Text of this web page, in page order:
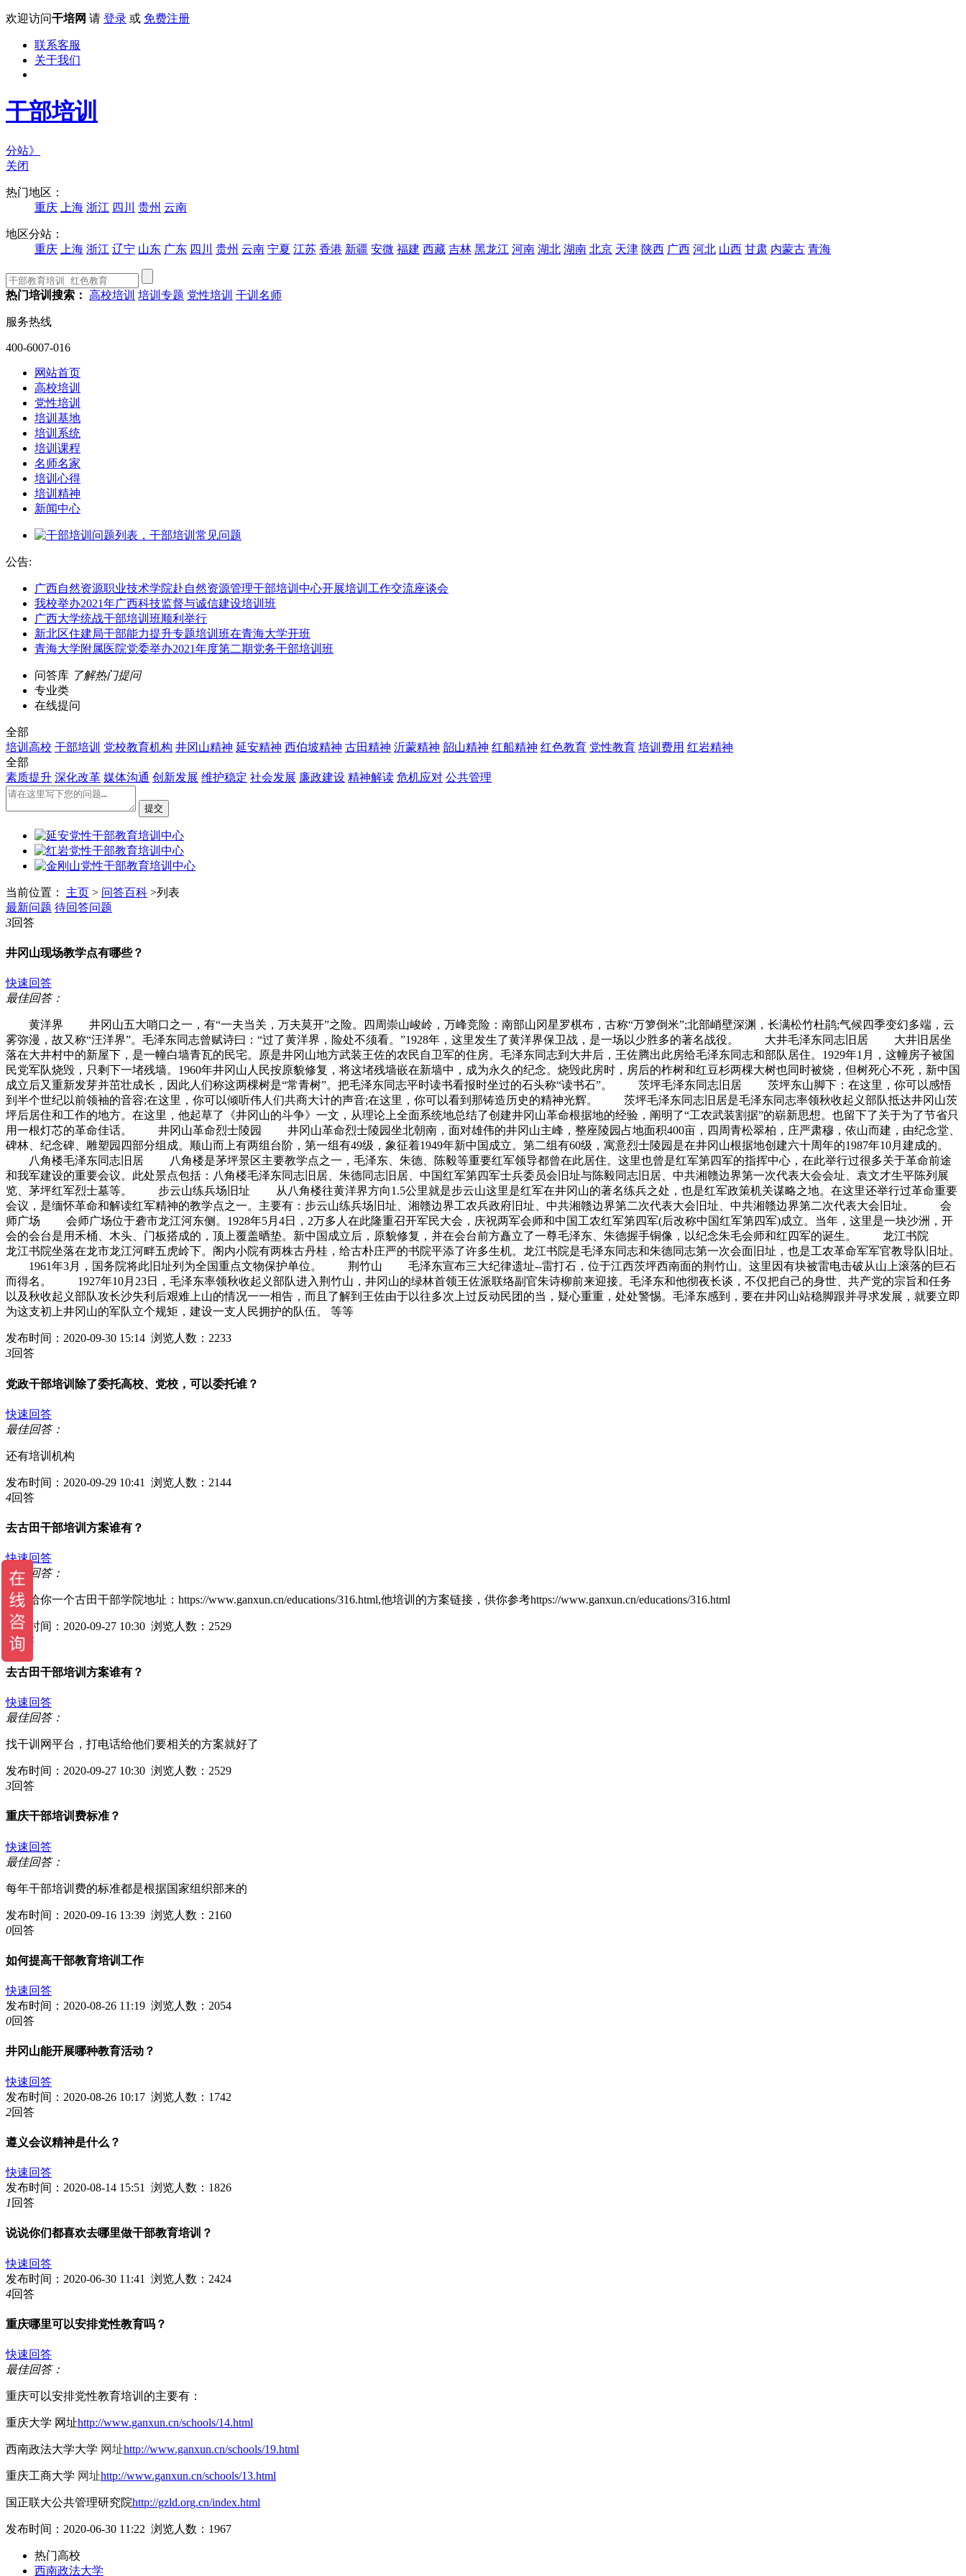
欢迎访问干培网 请 登录 或 免费注册
联系客服
关于我们
干部培训
分站》
关闭
热门地区：
重庆
上海 浙江 四川 贵州 云南
地区分站：
重庆
上海 浙江 辽宁 山东 广东 四川 贵州 云南 宁夏 江苏 香港 新疆 安微 福建 西藏 吉林 黑龙江 河南 湖北 湖南 北京 天津 陕西 广西 河北 山西 甘肃 内蒙古 青海
热门培训搜索： 高校培训 培训专题 党性培训 干训名师
服务热线
400-6007-016
网站首页
高校培训
党性培训
培训基地
培训系统
培训课程
名师名家
培训心得
培训精神
新闻中心
公告:
广西自然资源职业技术学院赴自然资源管理干部培训中心开展培训工作交流座谈会
我校举办2021年广西科技监督与诚信建设培训班
广西大学统战干部培训班顺利举行
新北区住建局干部能力提升专题培训班在青海大学开班
青海大学附属医院党委举办2021年度第二期党务干部培训班
问答库 了解热门提问
专业类
在线提问
全部
培训高校 干部培训 党校教育机构 井冈山精神 延安精神 西伯坡精神 古田精神 沂蒙精神 韶山精神 红船精神 红色教育 党性教育 培训费用 红岩精神
全部
素质提升 深化改革 媒体沟通 创新发展 维护稳定 社会发展 廉政建设 精神解读 危机应对 公共管理
当前位置： 主页 > 问答百科 >列表
最新问题 待回答问题
3回答
井冈山现场教学点有哪些？
快速回答
最佳回答：
黄洋界 井冈山五大哨口之一，有“一夫当关，万夫莫开”之险。四周崇山峻岭，万峰竞险：南部山冈星罗棋布，古称“万箩倒米”;北部峭壁深渊，长满松竹杜鹃;气候四季变幻多端，云
雾弥漫，故又称“汪洋界”。毛泽东同志曾赋诗曰：“过了黄洋界，险处不须看。”1928年，这里发生了黄洋界保卫战，是一场以少胜多的著名战役。 大井毛泽东同志旧居 大井旧居坐
落在大井村中的新屋下，是一幢白墙青瓦的民宅。原是井冈山地方武装王佐的农民自卫军的住房。毛泽东同志到大井后，王佐腾出此房给毛泽东同志和部队居住。1929年1月，这幢房子被国
民党军队烧毁，只剩下一堵残墙。1960年井冈山人民按原貌修复，将这堵残墙嵌在新墙中，成为永久的纪念。烧毁此房时，房后的柞树和红豆杉两棵大树也同时被烧，但树死心不死，新中国
成立后又重新发芽并茁壮成长，因此人们称这两棵树是“常青树”。把毛泽东同志平时读书看报时坐过的石头称“读书石”。 茨坪毛泽东同志旧居 茨坪东山脚下：在这里，你可以感悟
到半个世纪以前领袖的音容;在这里，你可以倾听伟人们共商大计的声音;在这里，你可以看到那铸造历史的精神光辉。 茨坪毛泽东同志旧居是毛泽东同志率领秋收起义部队抵达井冈山茨
坪后居住和工作的地方。在这里，他起草了《井冈山的斗争》一文，从理论上全面系统地总结了创建井冈山革命根据地的经验，阐明了“工农武装割据”的崭新思想。也留下了关于为了节省只
用一根灯芯的革命佳话。 井冈山革命烈士陵园 井冈山革命烈士陵园坐北朝南，面对雄伟的井冈山主峰，整座陵园占地面积400亩，四周青松翠柏，庄严肃穆，依山而建，由纪念堂、
碑林、纪念碑、雕塑园四部分组成。顺山而上有两组台阶，第一组有49级，象征着1949年新中国成立。第二组有60级，寓意烈士陵园是在井冈山根据地创建六十周年的1987年10月建成的。
八角楼毛泽东同志旧居 八角楼是茅坪景区主要教学点之一，毛泽东、朱德、陈毅等重要红军领导都曾在此居住。这里也曾是红军第四军的指挥中心，在此举行过很多关于革命前途
和我军建设的重要会议。此处景点包括：八角楼毛泽东同志旧居、朱德同志旧居、中国红军第四军士兵委员会旧址与陈毅同志旧居、中共湘赣边界第一次代表大会会址、袁文才生平陈列展
览、茅坪红军烈士墓等。 步云山练兵场旧址 从八角楼往黄洋界方向1.5公里就是步云山这里是红军在井冈山的著名练兵之处，也是红军政策机关谋略之地。在这里还举行过革命重要
会议，是缅怀革命和解读红军精神的教学点之一。主要有：步云山练兵场旧址、湘赣边界工农兵政府旧址、中共湘赣边界第二次代表大会旧址、中共湘赣边界第二次代表大会旧址。 会
师广场 会师广场位于砻市龙江河东侧。1928年5月4日，2万多人在此隆重召开军民大会，庆祝两军会师和中国工农红军第四军(后改称中国红军第四军)成立。当年，这里是一块沙洲，开
会的会台是用禾桶、木头、门板搭成的，顶上覆盖晒垫。新中国成立后，原貌修复，并在会台前方矗立了一尊毛泽东、朱德握手铜像，以纪念朱毛会师和红四军的诞生。 龙江书院
龙江书院坐落在龙市龙江河畔五虎岭下。阁内小院有两株古丹桂，给古朴庄严的书院平添了许多生机。龙江书院是毛泽东同志和朱德同志第一次会面旧址，也是工农革命军军官教导队旧址。
1961年3月，国务院将此旧址列为全国重点文物保护单位。 荆竹山 毛泽东宣布三大纪律遗址--雷打石，位于江西茨坪西南面的荆竹山。这里因有块被雷电击破从山上滚落的巨石
而得名。 1927年10月23日，毛泽东率领秋收起义部队进入荆竹山，井冈山的绿林首领王佐派联络副官朱诗柳前来迎接。毛泽东和他彻夜长谈，不仅把自己的身世、共产党的宗旨和任务
以及秋收起义部队攻长沙失利后艰难上山的情况一一相告，而且了解到王佐由于以往多次上过反动民团的当，疑心重重，处处警惕。毛泽东感到，要在井冈山站稳脚跟并寻求发展，就要立即
为这支初上井冈山的军队立个规矩，建设一支人民拥护的队伍。 等等
发布时间：2020-09-30 15:14 浏览人数：2233
3回答
党政干部培训除了委托高校、党校，可以委托谁？
快速回答
最佳回答：
还有培训机构
发布时间：2020-09-29 10:41 浏览人数：2144
4回答
去古田干部培训方案谁有？
快速回答
最佳回答：
这里给你一个古田干部学院地址：https://www.ganxun.cn/educations/316.html,他培训的方案链接，供你参考https://www.ganxun.cn/educations/316.html
发布时间：2020-09-27 10:30 浏览人数：2529
4回答
去古田干部培训方案谁有？
快速回答
最佳回答：
找干训网平台，打电话给他们要相关的方案就好了
发布时间：2020-09-27 10:30 浏览人数：2529
3回答
重庆干部培训费标准？
快速回答
最佳回答：
每年干部培训费的标准都是根据国家组织部来的
发布时间：2020-09-16 13:39 浏览人数：2160
0回答
如何提高干部教育培训工作
快速回答
发布时间：2020-08-26 11:19 浏览人数：2054
0回答
井冈山能开展哪种教育活动？
快速回答
发布时间：2020-08-26 10:17 浏览人数：1742
2回答
遵义会议精神是什么？
快速回答
发布时间：2020-08-14 15:51 浏览人数：1826
1 回答
说说你们都喜欢去哪里做干部教育培训？
快速回答
发布时间：2020-06-30 11:41 浏览人数：2424
4回答
重庆哪里可以安排党性教育吗？
快速回答
最佳回答：
重庆可以安排党性教育培训的主要有：
重庆大学 网址http://www.ganxun.cn/schools/14.html
西南政法大学大学 网址http://www.ganxun.cn/schools/19.html
重庆工商大学 网址http://www.ganxun.cn/schools/13.html
国正联大公共管理研究院http://gzld.org.cn/index.html
发布时间：2020-06-30 11:22 浏览人数：1967
热门高校
西南政法大学